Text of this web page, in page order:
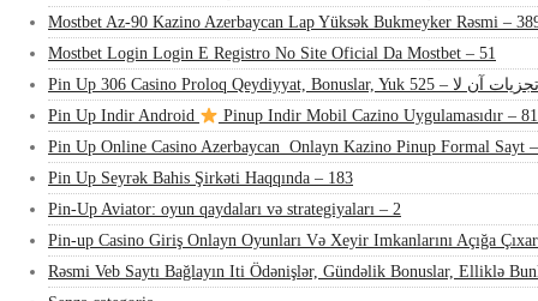
Mostbet Az-90 Kazino Azerbaycan Lap Yüksək Bukmeyker Rəsmi –
Mostbet Login Login E Registro No Site Oficial Da Mostbet – 51
Pin Up 306 Casino Proloq Qeydiyyat, Bonuslar, Yuk تجزیات آن لا – 525
Pin Up Indir Android
Pinup Indir Mobil Cazino Uygulamasıdır –
Pin Up Online Casino Azerbaycan ️ Onlayn Kazino Pinup Formal Sayt
Pin Up Seyrək Bahis Şirkəti Haqqında – 183
Pin-Up Aviator: oyun qaydaları və strategiyaları – 2
Pin-up Casino Giriş Onlayn Oyunları Və Xeyir Imkanlarını Açığa
Rəsmi Veb Saytı Bağlayın️ Iti Ödənişlər, Gündəlik Bonuslar, Elliklə